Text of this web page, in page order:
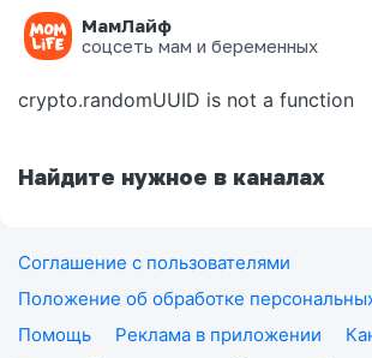
МамЛайф
соцсеть мам и беременных
Ошибка на странице
crypto.randomUUID is not a function
Найдите нужное в каналах
Соглашение с пользователями
Положение об обработке
Помощь
Реклама в приложении